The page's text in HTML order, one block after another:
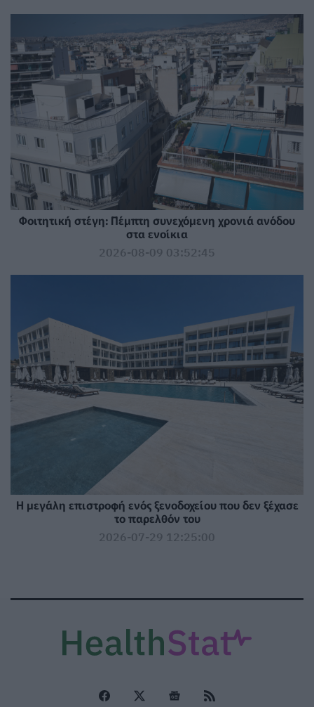
Φοιτητική στέγη: Πέμπτη συνεχόμενη χρονιά ανόδου
στα ενοίκια
2026-08-09 03:52:45
Η μεγάλη επιστροφή ενός ξενοδοχείου που δεν ξέχασε
το παρελθόν του
2026-07-29 12:25:00